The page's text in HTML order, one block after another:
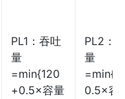
PL1：吞吐
量
=min{120
+0.5×容量
PL2：
量
0.5×容